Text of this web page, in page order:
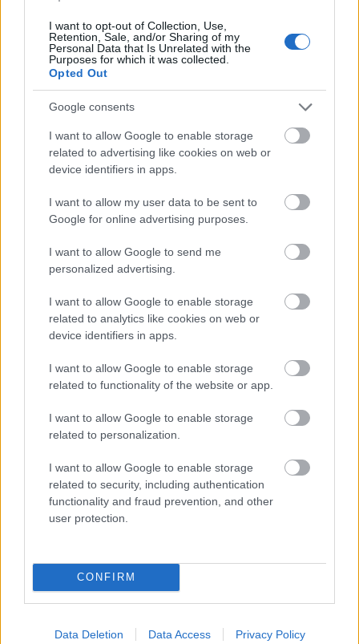
I want to opt-out of Collection, Use,
Retention, Sale, and/or Sharing of my
Personal Data that Is Unrelated with the
Purposes for which it was collected.
Opted Out
Google consents
I want to allow Google to enable storage
related to advertising like cookies on web or
device identifiers in apps.
I want to allow my user data to be sent to
Google for online advertising purposes.
I want to allow Google to send me
personalized advertising.
I want to allow Google to enable storage
related to analytics like cookies on web or
device identifiers in apps.
I want to allow Google to enable storage
related to functionality of the website or app.
I want to allow Google to enable storage
related to personalization.
I want to allow Google to enable storage
related to security, including authentication
functionality and fraud prevention, and other
user protection.
CONFIRM
Data Deletion Data Access Privacy Policy
Chrissy Teigen és John Legend gyermekei olyan
kényelmesen bekuckóztak, hogy irigykedve nézzük
őket a számítógép felett görnyedve.
Megosztás
Küldés
Itt állíthatod be , hogy a Google
keresőben könnyebben megtaláld a
GLAMOUR